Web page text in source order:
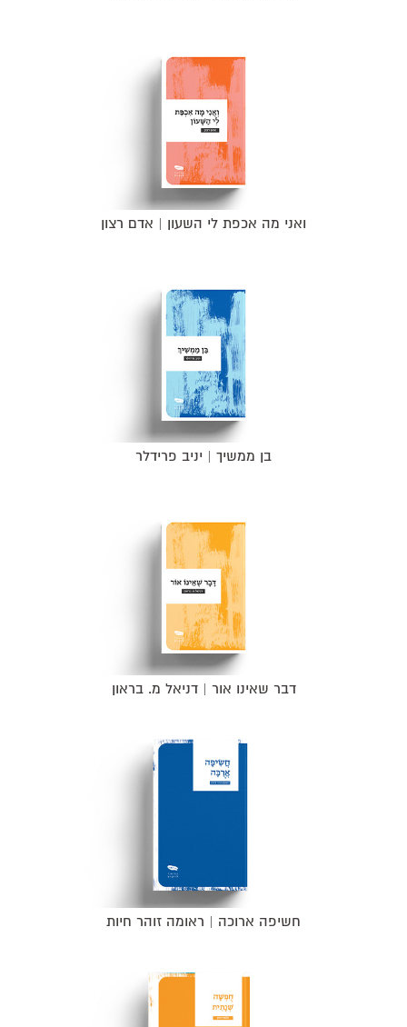
ואני מה אכפת לי השעון | אדם רצון
בן ממשיך | יניב פרידלר
דבר שאינו אור | דניאל מ. בראון
חשיפה ארוכה | ראומה זוהר חיות